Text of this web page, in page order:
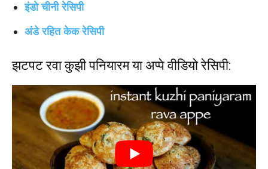
इंडो चीनी रेसिपी
अंडे रहित केक रेसिपी
झटपट रवा कुझी पनियारम या अप्पे वीडियो रेसिपी: